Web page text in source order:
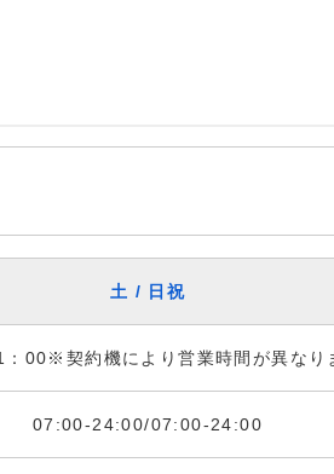
土 / 日祝
00※契約機により営業時間が異なり
07:00-24:00/07:00-24:00